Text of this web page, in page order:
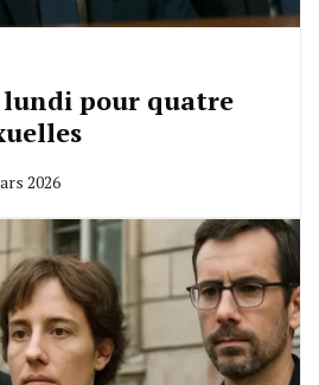
lundi pour quatre
2026